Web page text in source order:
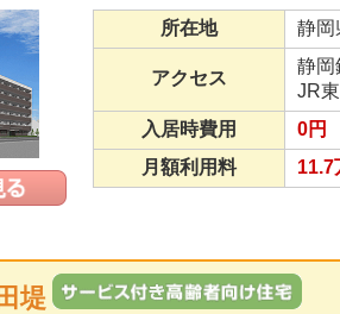
所在地 静岡
アクセス
静岡
JR
入居時費用
0円
月額利用料
11.7
堤